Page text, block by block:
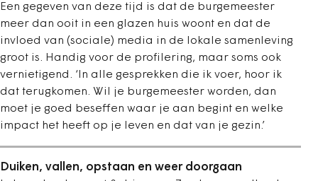
Een gegeven van deze tijd is dat de burgemeester
meer dan ooit in een glazen huis woont en dat de
invloed van (sociale) media in de lokale samenleving
groot is. Handig voor de profilering, maar soms ook
vernietigend. ‘In alle gesprekken die ik voer, hoor ik
dat terugkomen. Wil je burgemeester worden, dan
moet je goed beseffen waar je aan begint en welke
impact het heeft op je leven en dat van je gezin.’
Duiken, vallen, opstaan en weer doorgaan